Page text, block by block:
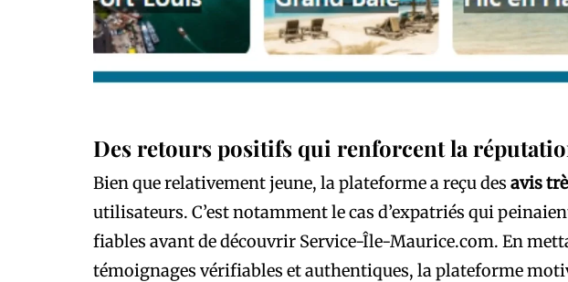
Des retours positifs qui renforcent la
Bien que relativement jeune, la plateforme a reçu des avis
utilisateurs. C’est notamment le cas d’expatriés qui
fiables avant de découvrir Service-Île-Maurice.com. En
témoignages vérifiables et authentiques, la plateforme